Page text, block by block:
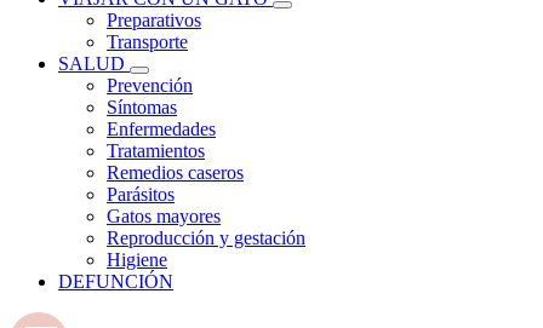
Preparativos
Transporte
SALUD
Prevención
Síntomas
Enfermedades
Tratamientos
Remedios caseros
Parásitos
Gatos mayores
Reproducción y gestación
Higiene
DEFUNCIÓN